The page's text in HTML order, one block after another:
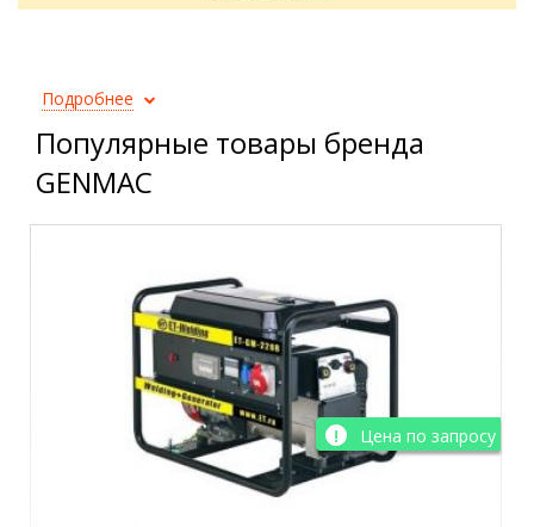
Подробнее
Популярные товары бренда
GENMAC
Цена по запросу